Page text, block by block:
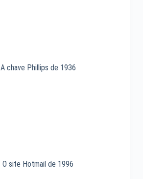
A chave Phillips de 1936
O site Hotmail de 1996